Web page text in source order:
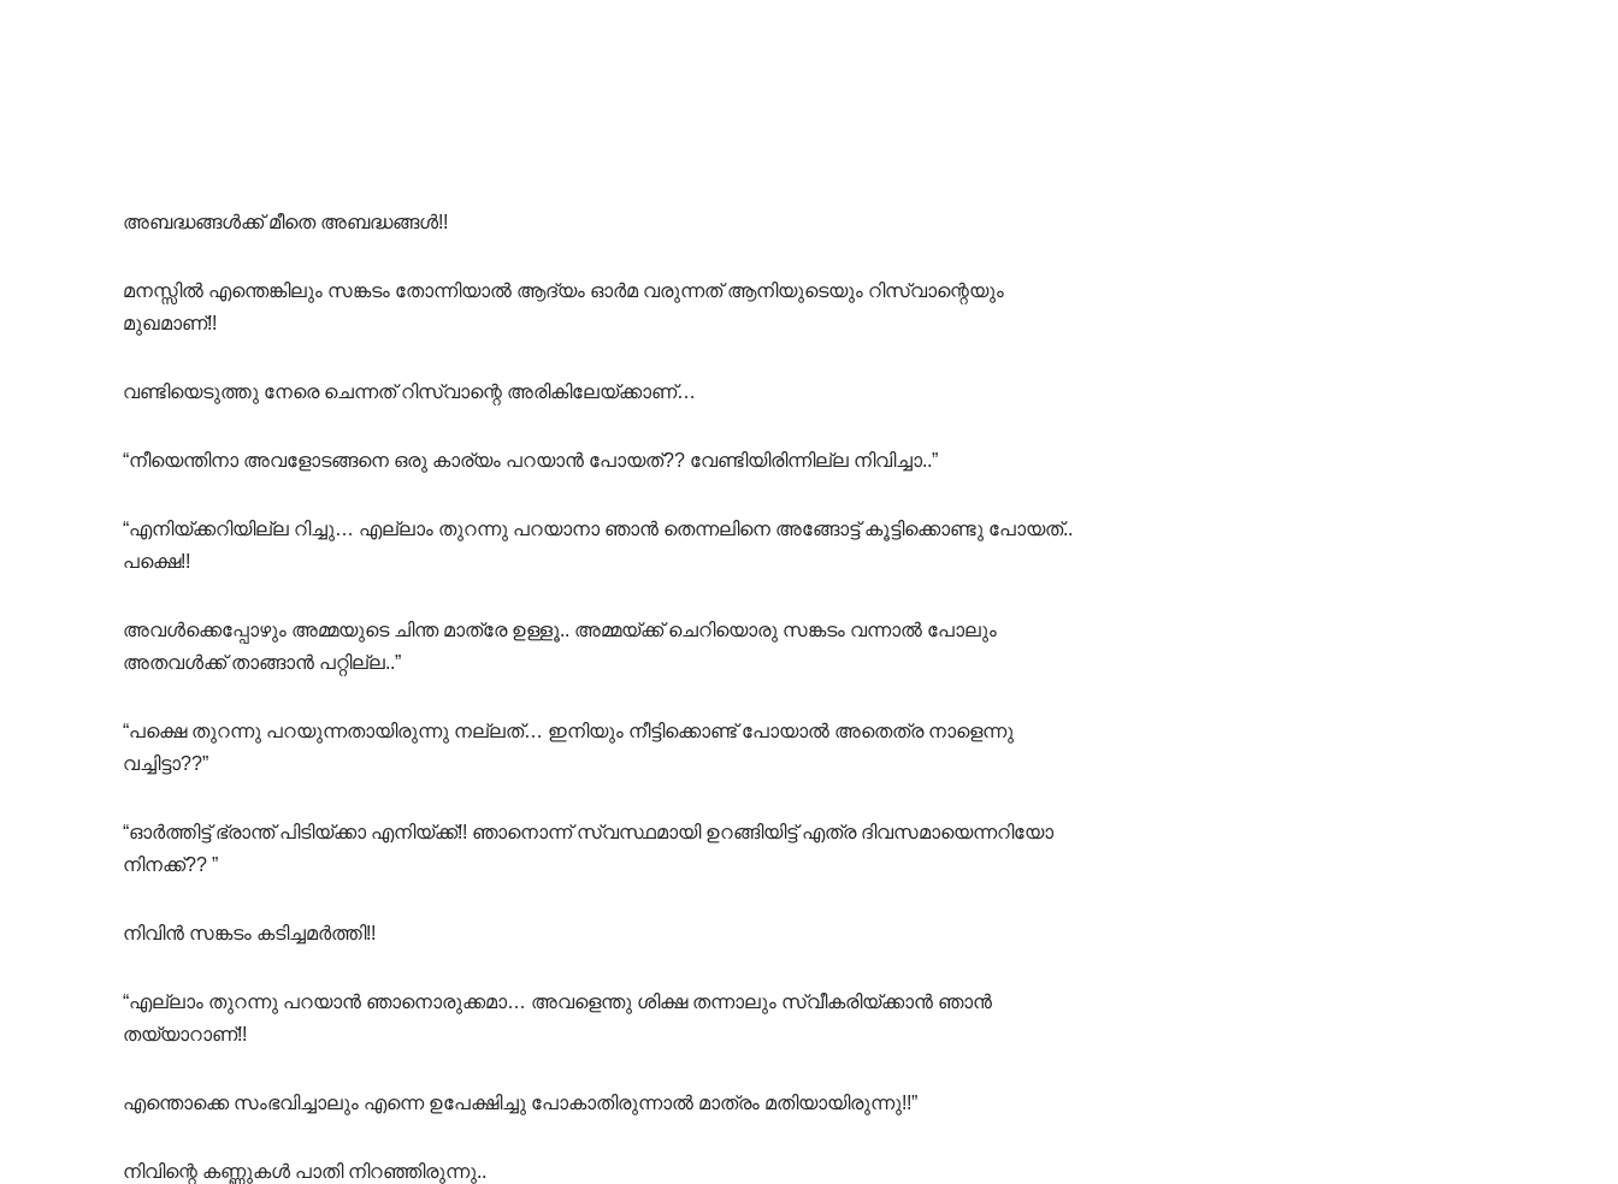
അബദ്ധങ്ങൾക്ക് മീതെ അബദ്ധങ്ങൾ!!
മനസ്സിൽ എന്തെങ്കിലും സങ്കടം തോന്നിയാൽ ആദ്യം ഓർമ വരുന്നത് ആനിയുടെയും റിസ്വാന്റെയും
മുഖമാണ്!!
വണ്ടിയെടുത്തു നേരെ ചെന്നത് റിസ്വാന്റെ അരികിലേയ്ക്കാണ്…
“നീയെന്തിനാ അവളോടങ്ങനെ ഒരു കാര്യം പറയാൻ പോയത്?? വേണ്ടിയിരിന്നില്ല നിവിച്ചാ..”
“എനിയ്ക്കറിയില്ല റിച്ചു… എല്ലാം തുറന്നു പറയാനാ ഞാൻ തെന്നലിനെ അങ്ങോട്ട് കൂട്ടിക്കൊണ്ടു പോയത്..
പക്ഷെ!!
അവൾക്കെപ്പോഴും അമ്മയുടെ ചിന്ത മാത്രേ ഉള്ളൂ.. അമ്മയ്ക്ക് ചെറിയൊരു സങ്കടം വന്നാൽ പോലും
അതവൾക്ക് താങ്ങാൻ പറ്റില്ല..”
“പക്ഷെ തുറന്നു പറയുന്നതായിരുന്നു നല്ലത്… ഇനിയും നീട്ടിക്കൊണ്ട് പോയാൽ അതെത്ര നാളെന്നു
വച്ചിട്ടാ??”
“ഓർത്തിട്ട് ഭ്രാന്ത് പിടിയ്ക്കാ എനിയ്ക്ക്!! ഞാനൊന്ന് സ്വസ്ഥമായി ഉറങ്ങിയിട്ട് എത്ര ദിവസമായെന്നറിയോ
നിനക്ക്?? ”
നിവിൻ സങ്കടം കടിച്ചമർത്തി!!
“എല്ലാം തുറന്നു പറയാൻ ഞാനൊരുക്കമാ… അവളെന്തു ശിക്ഷ തന്നാലും സ്വീകരിയ്ക്കാൻ ഞാൻ
തയ്യാറാണ്!!
എന്തൊക്കെ സംഭവിച്ചാലും എന്നെ ഉപേക്ഷിച്ചു പോകാതിരുന്നാൽ മാത്രം മതിയായിരുന്നു!!”
നിവിന്റെ കണ്ണുകൾ പാതി നിറഞ്ഞിരുന്നു..